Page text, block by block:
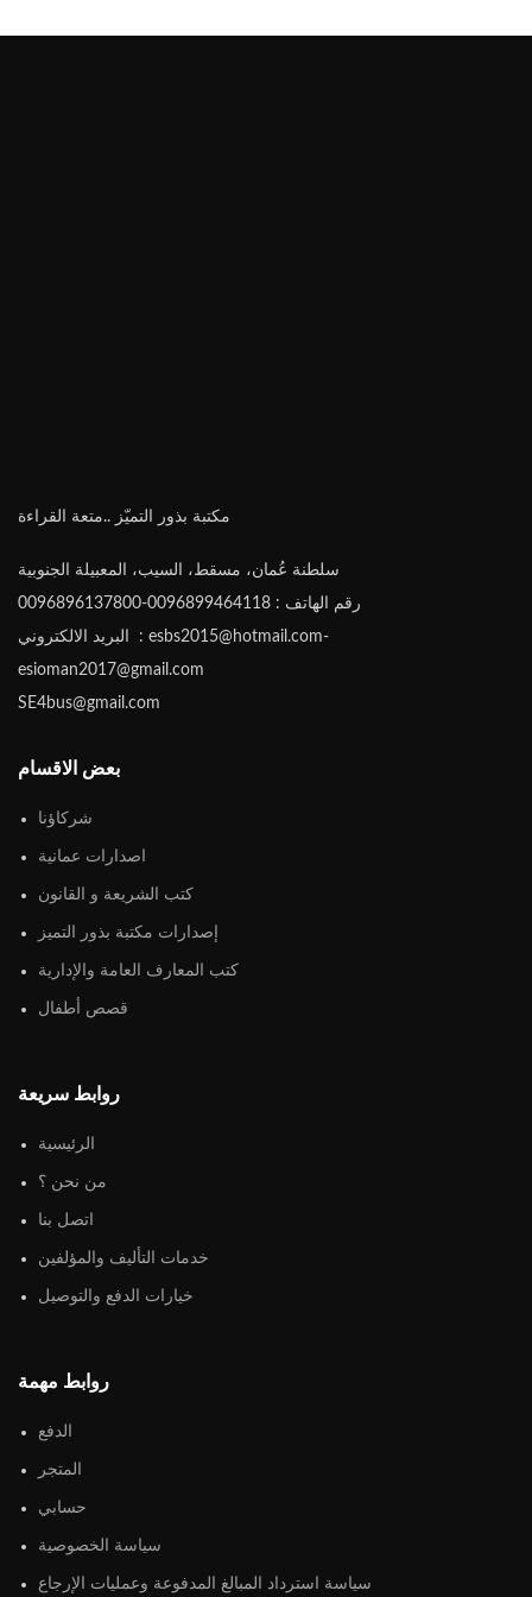
مكتبة بذور التميّز ..متعة القراءة
سلطنة عُمان، مسقط، السيب، المعبيلة الجنوبية
رقم الهاتف : 0096899464118-0096896137800
البريد الالكتروني : esbs2015@hotmail.com-
esioman2017@gmail.com
SE4bus@gmail.com
بعض الاقسام
شركاؤنا
اصدارات عمانية
كتب الشريعة و القانون
إصدارات مكتبة بذور التميز
كتب المعارف العامة والإدارية
قصص أطفال
روابط سريعة
الرئيسية
من نحن ؟
اتصل بنا
خدمات التأليف والمؤلفين
خيارات الدفع والتوصيل
روابط مهمة
الدفع
المتجر
حسابي
سياسة الخصوصية
سياسة استرداد المبالغ المدفوعة وعمليات الإرجاع